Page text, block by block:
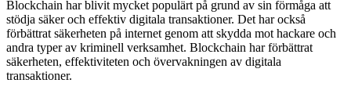
Blockchain har blivit mycket populärt på grund av sin förmåga att
stödja säker och effektiv digitala transaktioner. Det har också
förbättrat säkerheten på internet genom att skydda mot hackare och
andra typer av kriminell verksamhet. Blockchain har förbättrat
säkerheten, effektiviteten och övervakningen av digitala
transaktioner.